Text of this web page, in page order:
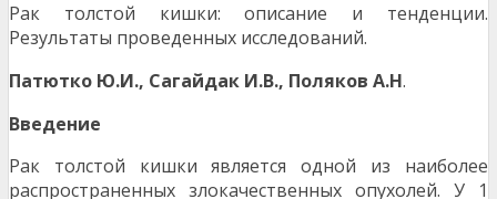
Рак толстой кишки: описание и тенденции.
Результаты проведенных исследований.
Патютко Ю.И., Сагайдак И.В., Поляков А.Н.
Введение
Рак толстой кишки является одной из наиболее
распространенных злокачественных опухолей. У 1